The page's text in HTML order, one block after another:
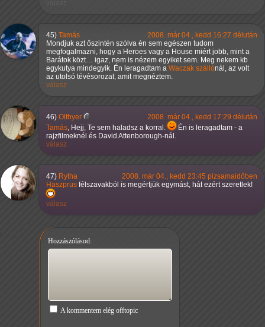
45) Tamás
2008. már 04., kedd 16:27 délután
Mondjuk azt őszintén szólva én sem egészen tudom
megfogalmazni, hogy a Heroes vagy a House miért jobb, mint a
Barátok közt… igaz, nem is nézem egyiket sem. Meg nekem kb
egykutya mindegyik. Én leragadtam a Waczak szállónál, az volt
az utolsó tévésorozat, amit megnéztem.
válasz
46) Olthyer
2008. már 04., kedd 17:29 délután
Tamás, Hejj, Te sem haladsz a korral.
Én is leragadtam - a
rajzfilmeknél és David Attenborough-nál.
válasz
47) Rytha
2008. már 04., kedd 23:45 pizsamaidőben
Haszprus félszavakból is megértjük egymást, hát ezért szeretlek!
válasz
Hozzászólásod:
A kommentem elég offtopic